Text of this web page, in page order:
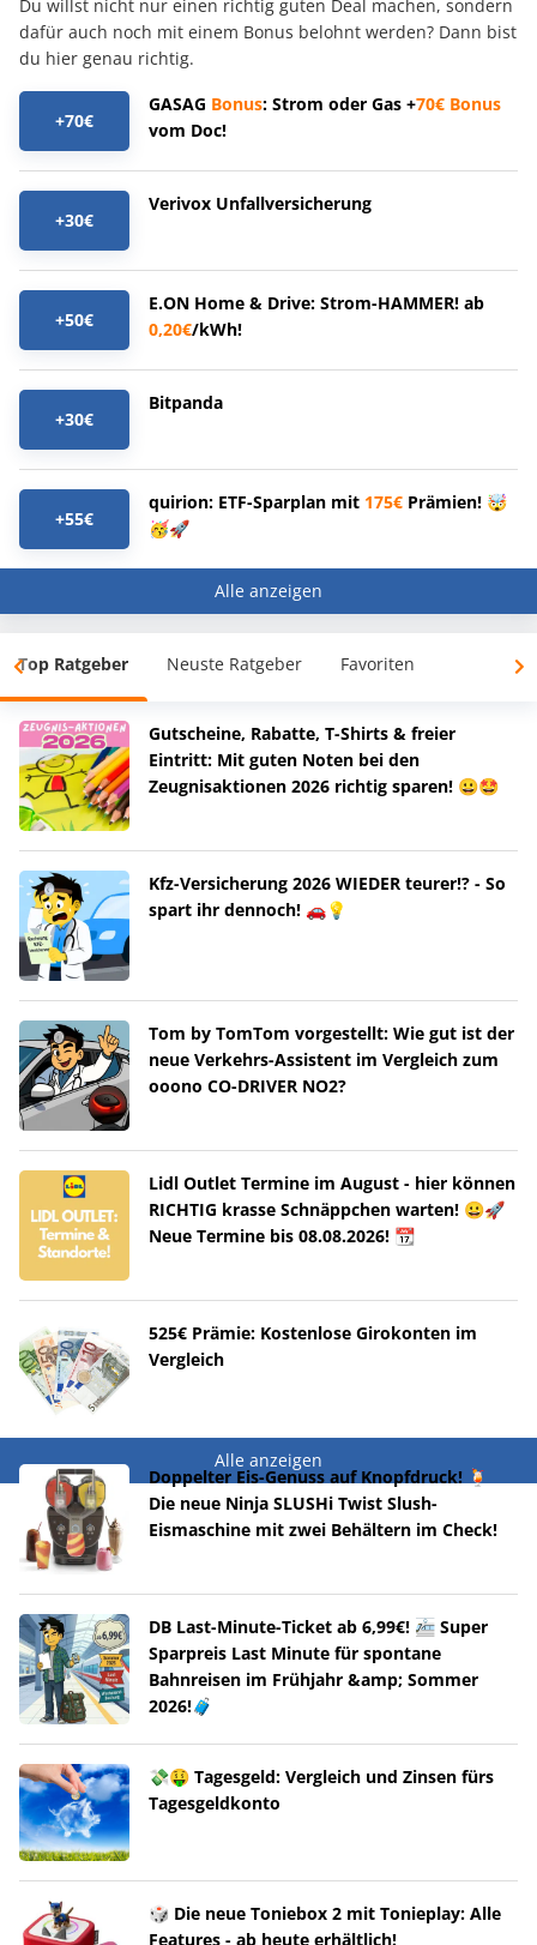
Du willst nicht nur einen richtig guten Deal machen, sondern
dafür auch noch mit einem Bonus belohnt werden? Dann bist
du hier genau richtig.
+70€
GASAG Bonus: Strom oder Gas +70€ Bonus
vom Doc!
+30€
Verivox Unfallversicherung
+50€
E.ON Home & Drive: Strom-HAMMER! ab
0,20€/kWh!
+30€
Bitpanda
+55€
quirion: ETF-Sparplan mit 175€ Prämien! 🤯
🥳🚀
Alle anzeigen
Top Ratgeber Neuste Ratgeber Favoriten
Gutscheine, Rabatte, T-Shirts & freier
Eintritt: Mit guten Noten bei den
Zeugnisaktionen 2026 richtig sparen! 😀🤩
Kfz-Versicherung 2026 WIEDER teurer!? - So
spart ihr dennoch! 🚗💡
Tom by TomTom vorgestellt: Wie gut ist der
neue Verkehrs-Assistent im Vergleich zum
ooono CO-DRIVER NO2?
Lidl Outlet Termine im August - hier können
RICHTIG krasse Schnäppchen warten! 😀🚀
Neue Termine bis 08.08.2026! 📆
525€ Prämie: Kostenlose Girokonten im
Vergleich
Alle anzeigen
Doppelter Eis-Genuss auf Knopfdruck! 🍹
Die neue Ninja SLUSHi Twist Slush-
Eismaschine mit zwei Behältern im Check!
DB Last-Minute-Ticket ab 6,99€! 🚈 Super
Sparpreis Last Minute für spontane
Bahnreisen im Frühjahr &amp; Sommer
2026!🧳
💸🤑 Tagesgeld: Vergleich und Zinsen fürs
Tagesgeldkonto
🎲 Die neue Toniebox 2 mit Tonieplay: Alle
Features - ab heute erhältlich!